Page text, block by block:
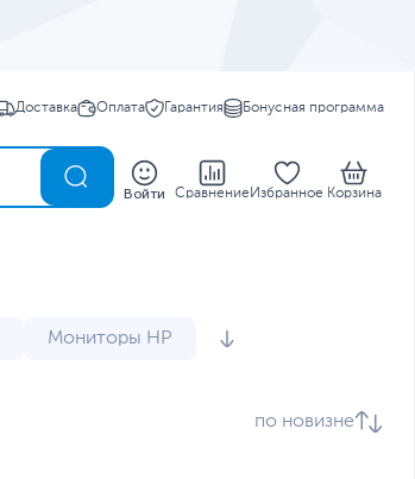
Доставка Оплата Гарантия Бонусная программа
Войти Сравнение Избранное Корзина
Мониторы HP
по новизне